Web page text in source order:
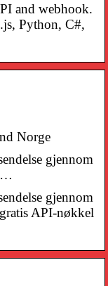
and webhook.
Python, C#,
Norge
gjennom
…
gjennom
API-nøkkel